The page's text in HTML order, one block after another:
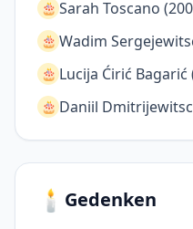
🎂 Sarah Toscano
🎂 Wadim
🎂 Lucija Ćirić Bagarić
🎂 Daniil
🕯️ Gedenken